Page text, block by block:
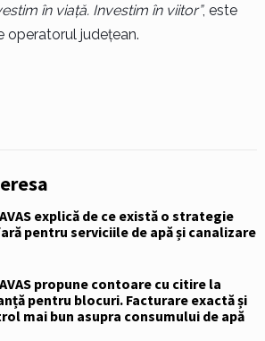
în viață. Investim în viitor”, este
operatorul județean.
explică de ce există o strategie
pentru serviciile de apă și canalizare
propune contoare cu citire la
pentru blocuri. Facturare exactă și
mai bun asupra consumului de apă